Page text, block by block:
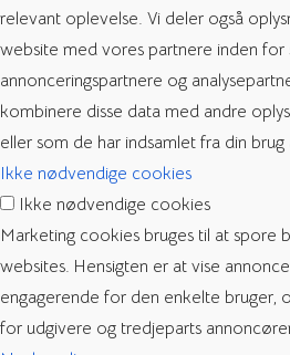
relevant oplevelse. Vi deler også
website med vores partnere inden for
annonceringspartnere og
kombinere disse data med andre
eller som de har indsamlet fra din
Ikke nødvendige cookies
Ikke nødvendige cookies
Marketing cookies bruges til at spore
websites. Hensigten er at vise
engagerende for den enkelte bruger,
for udgivere og tredjeparts